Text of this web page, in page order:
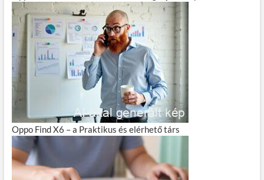
Oppo Find X6 – a Praktikus és elérhető társ